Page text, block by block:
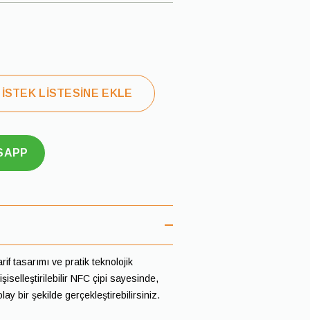
İSTEK LİSTESİNE EKLE
tasarımı ve pratik teknolojik
NFC çipi sayesinde,
bir şekilde gerçekleştirebilirsiniz.